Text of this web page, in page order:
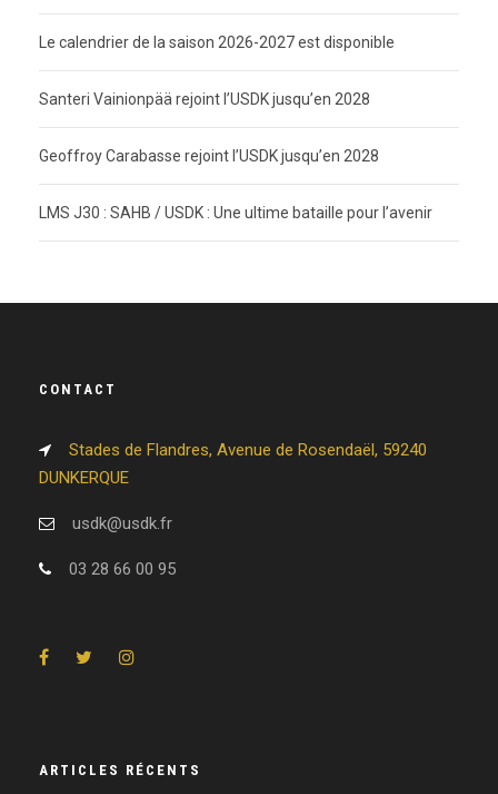
Le calendrier de la saison 2026-2027 est disponible
Santeri Vainionpää rejoint l’USDK jusqu’en 2028
Geoffroy Carabasse rejoint l’USDK jusqu’en 2028
LMS J30 : SAHB / USDK : Une ultime bataille pour l’avenir
CONTACT
Stades de Flandres, Avenue de Rosendaël, 59240
DUNKERQUE
usdk@usdk.fr
03 28 66 00 95
ARTICLES RÉCENTS